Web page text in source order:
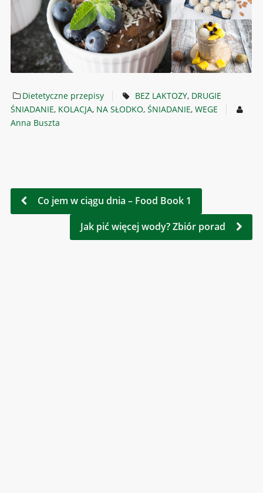
Dietetyczne przepisy BEZ LAKTOZY, DRUGIE
ŚNIADANIE, KOLACJA, NA SŁODKO, ŚNIADANIE, WEGE
Anna Buszta
Co jem w ciągu dnia – Food Book 1
Jak pić więcej wody? Zbiór porad